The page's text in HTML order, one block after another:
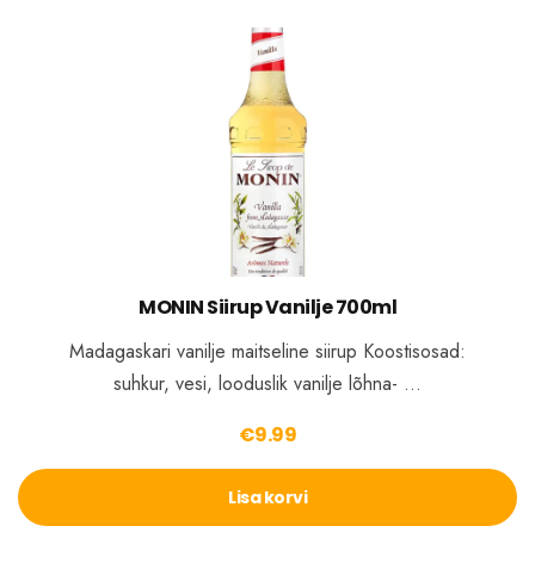
MONIN Siirup Vanilje 700ml
Madagaskari vanilje maitseline siirup Koostisosad:
suhkur, vesi, looduslik vanilje lõhna- …
€9.99
Lisa korvi